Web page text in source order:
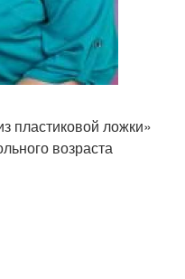
пластиковой ложки»
возраста